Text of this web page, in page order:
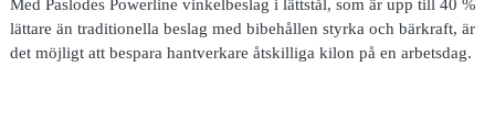
lättare än traditionella beslag med bibehållen styrka och bärkraft, är
det möjligt att bespara hantverkare åtskilliga kilon på en arbetsdag.